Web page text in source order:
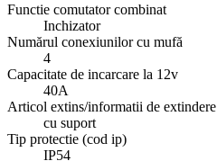
Functie comutator combinat
Inchizator
Numărul conexiunilor cu mufă
4
Capacitate de incarcare la 12v
40A
Articol extins/informatii de extindere
cu suport
Tip protectie (cod ip)
IP54